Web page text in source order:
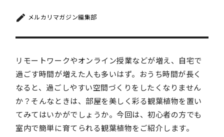
メルカリマガジン編集部
リモートワークやオンライン授業などが増え、自宅で
過ごす時間が増えた人も多いはず。おうち時間が長く
なると、過ごしやすい空間づくりをしたくなりません
か？そんなときは、部屋を美しく彩る観葉植物を置い
てみてはいかがでしょうか。今回は、初心者の方でも
室内で簡単に育てられる観葉植物をご紹介します。